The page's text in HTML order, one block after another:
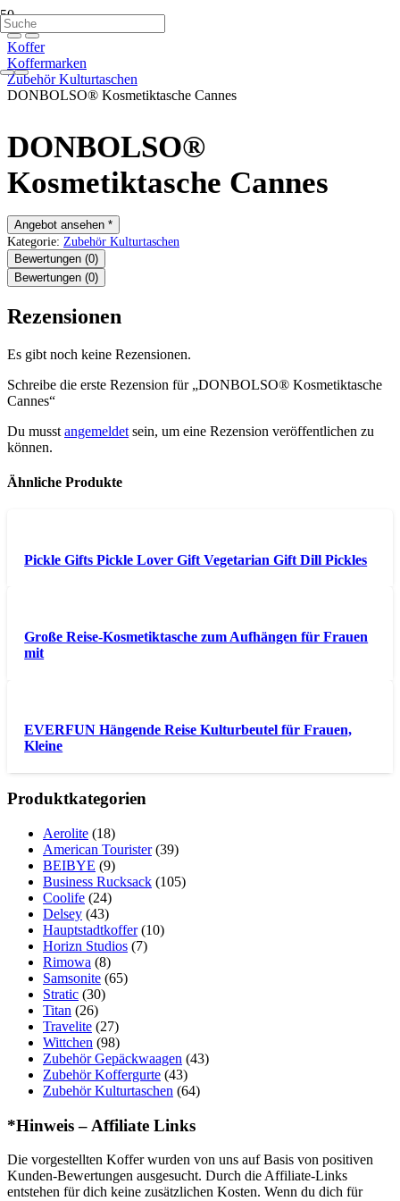
Koffer
Koffermarken
Zubehör Kulturtaschen
DONBOLSO® Kosmetiktasche Cannes
DONBOLSO®
Kosmetiktasche Cannes
Angebot ansehen *
Kategorie: Zubehör Kulturtaschen
Bewertungen (0)
Bewertungen (0)
Rezensionen
Es gibt noch keine Rezensionen.
Schreibe die erste Rezension für „DONBOLSO® Kosmetiktasche
Cannes“
Du musst angemeldet sein, um eine Rezension veröffentlichen zu
können.
Ähnliche Produkte
Pickle Gifts Pickle Lover Gift Vegetarian Gift Dill Pickles
Große Reise-Kosmetiktasche zum Aufhängen für Frauen
mit
EVERFUN Hängende Reise Kulturbeutel für Frauen,
Kleine
Produktkategorien
Aerolite (18)
American Tourister (39)
BEIBYE (9)
Business Rucksack (105)
Coolife (24)
Delsey (43)
Hauptstadtkoffer (10)
Horizn Studios (7)
Rimowa (8)
Samsonite (65)
Stratic (30)
Titan (26)
Travelite (27)
Wittchen (98)
Zubehör Gepäckwaagen (43)
Zubehör Koffergurte (43)
Zubehör Kulturtaschen (64)
*Hinweis – Affiliate Links
Die vorgestellten Koffer wurden von uns auf Basis von positiven
Kunden-Bewertungen ausgesucht. Durch die Affiliate-Links
entstehen für dich keine zusätzlichen Kosten. Wenn du dich für